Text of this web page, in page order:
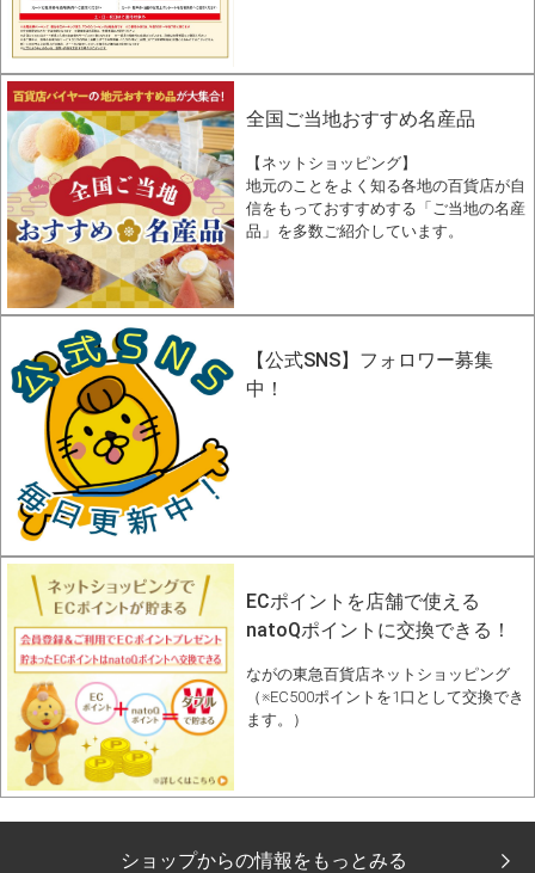
全国ご当地おすすめ名産品
【ネットショッピング】
地元のことをよく知る各地の百貨店が自
信をもっておすすめする「ご当地の名産
品」を多数ご紹介しています。
【公式SNS】フォロワー募集
中！
ECポイントを店舗で使える
natoQポイントに交換できる！
ながの東急百貨店ネットショッピング
（※EC500ポイントを1口として交換でき
ます。）
ショップからの情報をもっとみる